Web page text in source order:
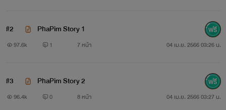
#2 PhaPim Story 1
97.6k 1 7 หน้า 04 เม.ย. 2566 03:26 น.
#3 PhaPim Story 2
96.4k 0 8 หน้า 04 เม.ย. 2566 03:27 น.